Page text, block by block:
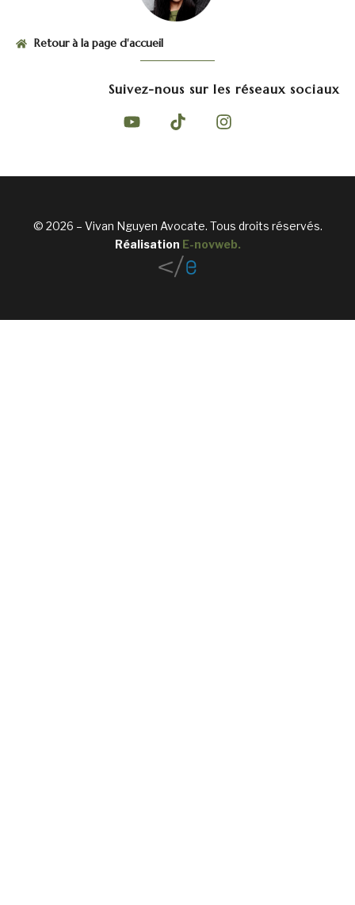
Retour à la page d'accueil
Suivez-nous sur les réseaux sociaux
© 2026 – Vivan Nguyen Avocate. Tous droits réservés.
Réalisation E-novweb.